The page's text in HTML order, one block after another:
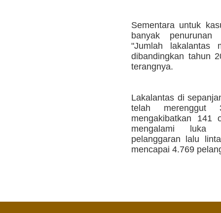
Sementara untuk
banyak penurunan
"Jumlah lakalantas
dibandingkan tahun
terangnya.
Lakalantas di
telah merenggut
mengakibatkan
mengalami luka
pelanggaran lalu
mencapai 4.769